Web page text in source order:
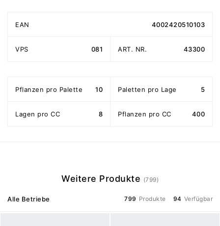
EAN 4002420510103
VPS 081 ART. NR. 43300
Pflanzen pro Palette 10 Paletten pro Lage 5
Lagen pro CC 8 Pflanzen pro CC 400
Weitere Produkte (799)
Alle Betriebe 799 Produkte 94 Verfügbar